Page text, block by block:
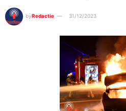
byRedactie 31/12/2023